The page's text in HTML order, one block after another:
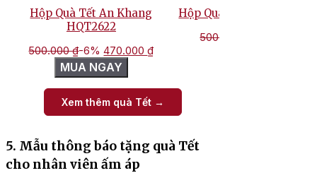
Hộp Quà Tết An Khang
HQT2622
500.000₫-6% Giá
gốc
là:
500.000 ₫.
470.000₫Giá
là:
470.000 ₫.
MUA NGAY
Hộp Quà Tết Phúc Lộc
500.000
Xem thêm quà Tết →
5. Mẫu thông báo tặng quà Tết
cho nhân viên ấm áp